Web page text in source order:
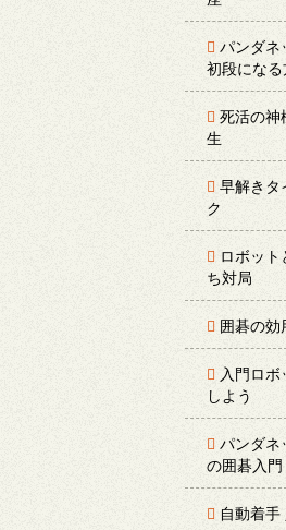
パンダネ
初段にな
死活の神
生
早解きタ
ク
ロボッ
ち対局
囲碁の効
入門ロ
しよう
パンダネ
の囲碁入門
自動着手